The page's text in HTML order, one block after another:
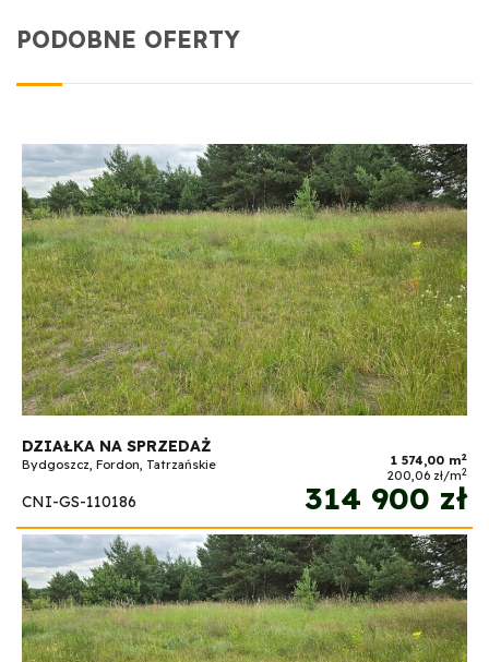
PODOBNE OFERTY
DZIAŁKA NA SPRZEDAŻ
Bydgoszcz, Fordon, Tatrzańskie 1 574,00 m2
200,06 zł/m2
CNI-GS-110186 314 900 zł